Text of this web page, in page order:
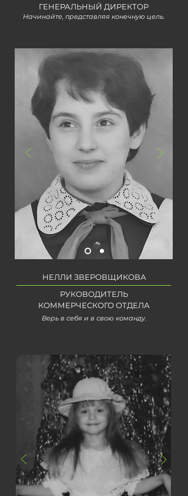
ГЕНЕРАЛЬНЫЙ ДИРЕКТОР
Начинайте, представляя конечную цель.
НЕЛЛИ ЗВЕРОВЩИКОВА
РУКОВОДИТЕЛЬ
КОММЕРЧЕСКОГО ОТДЕЛА
Верь в себя и в свою команду.